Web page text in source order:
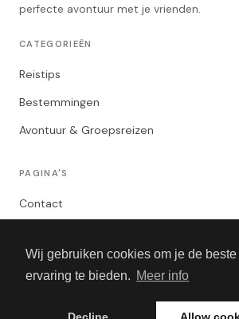
Wij gebruiken cookies om je de beste
ervaring te bieden. Meer info
perfecte avontuur met je vrienden.
CATEGORIEËN
Reistips
Bestemmingen
Avontuur & Groepsreizen
PAGINA'S
Contact
Algemene Voorwaarden
Adverteren